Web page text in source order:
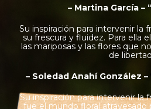
– Martina García –
Su inspiración para intervenir la
su frescura y fluidez. Para ella
las mariposas y las flores que
de
– Soledad Anahí González
Su inspiración para intervenir la
fue el mundo floral